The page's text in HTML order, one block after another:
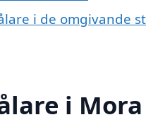
i de omgivande
i